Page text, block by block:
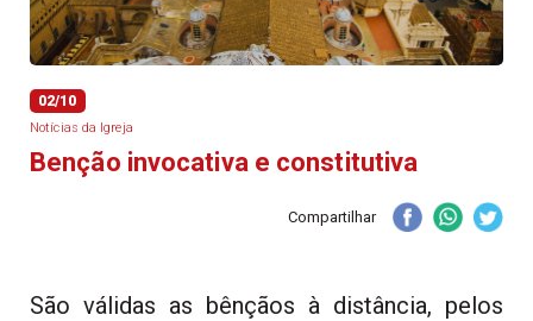
02/10
Notícias da Igreja
Benção invocativa e constitutiva
Compartilhar
São válidas as bênçãos à distância, pelos